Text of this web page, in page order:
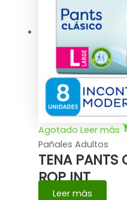
Agotado Leer más
Pañales Adultos
TENA PANTS
ROP INT
Leer más